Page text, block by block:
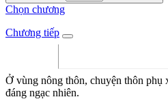
Chọn chương
Chương tiếp
Ở vùng nông thôn, chuyện thôn phụ
đáng ngạc nhiên.